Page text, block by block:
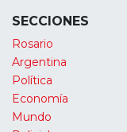
SECCIONES
Rosario
Argentina
Política
Economía
Mundo